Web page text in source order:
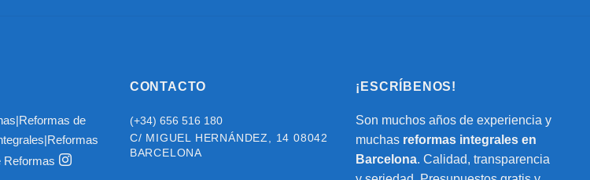
|Reformas de
|Reformas
Reformas
CONTACTO
(+34) 656 516 180
C/ MIGUEL HERNÁNDEZ, 1408042
BARCELONA
¡ESCRÍBENOS!
Son muchos años de experiencia y
muchas reformas integrales en
Barcelona. Calidad, transparencia